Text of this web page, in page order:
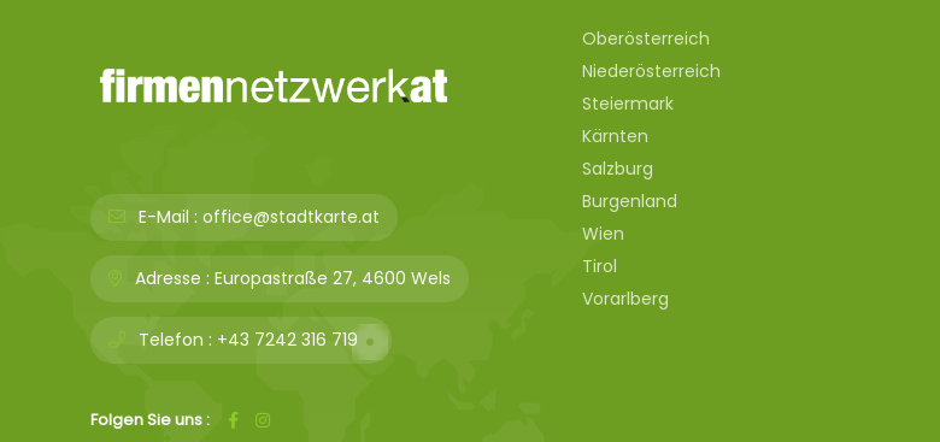
E-Mail : office@stadtkarte.at
Adresse : Europastraße 27, 4600 Wels
Telefon : +43 7242 316 719
Folgen Sie uns :
Oberösterreich
Niederösterreich
Steiermark
Kärnten
Salzburg
Burgenland
Wien
Tirol
Vorarlberg